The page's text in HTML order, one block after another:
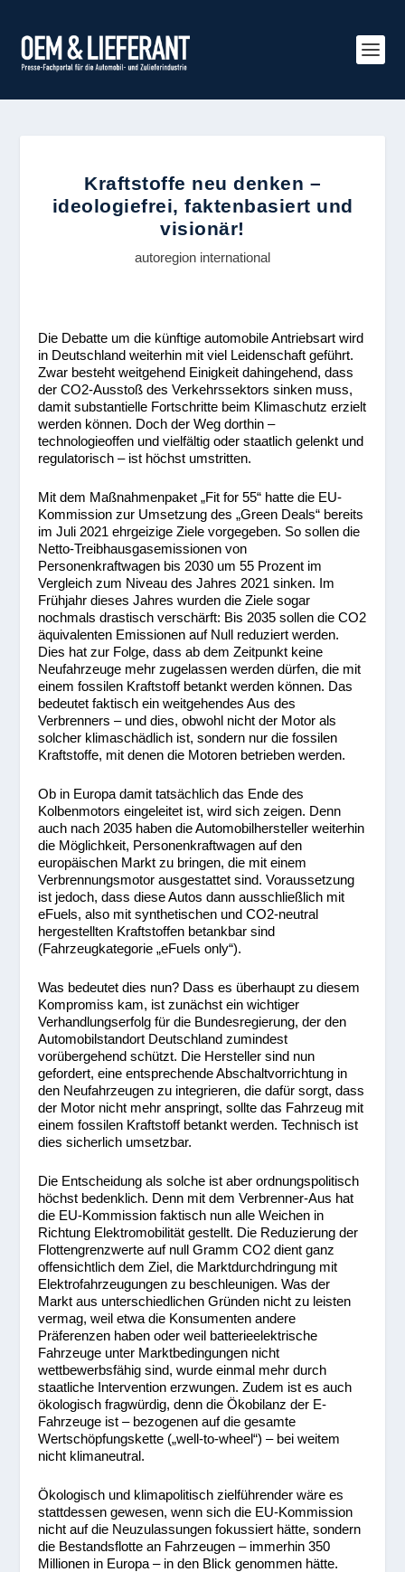
Kraftstoffe neu denken –
ideologiefrei, faktenbasiert und
visionär!
autoregion international
Die Debatte um die künftige automobile Antriebsart wird
in Deutschland weiterhin mit viel Leidenschaft geführt.
Zwar besteht weitgehend Einigkeit dahingehend, dass
der CO2-Ausstoß des Verkehrssektors sinken muss,
damit substantielle Fortschritte beim Klimaschutz erzielt
werden können. Doch der Weg dorthin –
technologieoffen und vielfältig oder staatlich gelenkt und
regulatorisch – ist höchst umstritten.
Mit dem Maßnahmenpaket „Fit for 55“ hatte die EU-
Kommission zur Umsetzung des „Green Deals“ bereits
im Juli 2021 ehrgeizige Ziele vorgegeben. So sollen die
Netto-Treibhausgasemissionen von
Personenkraftwagen bis 2030 um 55 Prozent im
Vergleich zum Niveau des Jahres 2021 sinken. Im
Frühjahr dieses Jahres wurden die Ziele sogar
nochmals drastisch verschärft: Bis 2035 sollen die CO2
äquivalenten Emissionen auf Null reduziert werden.
Dies hat zur Folge, dass ab dem Zeitpunkt keine
Neufahrzeuge mehr zugelassen werden dürfen, die mit
einem fossilen Kraftstoff betankt werden können. Das
bedeutet faktisch ein weitgehendes Aus des
Verbrenners – und dies, obwohl nicht der Motor als
solcher klimaschädlich ist, sondern nur die fossilen
Kraftstoffe, mit denen die Motoren betrieben werden.
Ob in Europa damit tatsächlich das Ende des
Kolbenmotors eingeleitet ist, wird sich zeigen. Denn
auch nach 2035 haben die Automobilhersteller weiterhin
die Möglichkeit, Personenkraftwagen auf den
europäischen Markt zu bringen, die mit einem
Verbrennungsmotor ausgestattet sind. Voraussetzung
ist jedoch, dass diese Autos dann ausschließlich mit
eFuels, also mit synthetischen und CO2-neutral
hergestellten Kraftstoffen betankbar sind
(Fahrzeugkategorie „eFuels only“).
Was bedeutet dies nun? Dass es überhaupt zu diesem
Kompromiss kam, ist zunächst ein wichtiger
Verhandlungserfolg für die Bundesregierung, der den
Automobilstandort Deutschland zumindest
vorübergehend schützt. Die Hersteller sind nun
gefordert, eine entsprechende Abschaltvorrichtung in
den Neufahrzeugen zu integrieren, die dafür sorgt, dass
der Motor nicht mehr anspringt, sollte das Fahrzeug mit
einem fossilen Kraftstoff betankt werden. Technisch ist
dies sicherlich umsetzbar.
Die Entscheidung als solche ist aber ordnungspolitisch
höchst bedenklich. Denn mit dem Verbrenner-Aus hat
die EU-Kommission faktisch nun alle Weichen in
Richtung Elektromobilität gestellt. Die Reduzierung der
Flottengrenzwerte auf null Gramm CO2 dient ganz
offensichtlich dem Ziel, die Marktdurchdringung mit
Elektrofahrzeugungen zu beschleunigen. Was der
Markt aus unterschiedlichen Gründen nicht zu leisten
vermag, weil etwa die Konsumenten andere
Präferenzen haben oder weil batterieelektrische
Fahrzeuge unter Marktbedingungen nicht
wettbewerbsfähig sind, wurde einmal mehr durch
staatliche Intervention erzwungen. Zudem ist es auch
ökologisch fragwürdig, denn die Ökobilanz der E-
Fahrzeuge ist – bezogenen auf die gesamte
Wertschöpfungskette („well-to-wheel“) – bei weitem
nicht klimaneutral.
Ökologisch und klimapolitisch zielführender wäre es
stattdessen gewesen, wenn sich die EU-Kommission
nicht auf die Neuzulassungen fokussiert hätte, sondern
die Bestandsflotte an Fahrzeugen – immerhin 350
Millionen in Europa – in den Blick genommen hätte.